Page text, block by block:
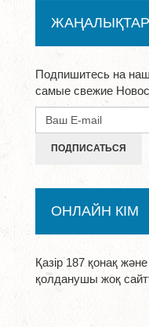
Подпишитесь на
самые свежие
ПОДПИСАТЬСЯ
ОНЛАЙН КІМ
Қазір 187 қонақ және
қолданушы жоқ